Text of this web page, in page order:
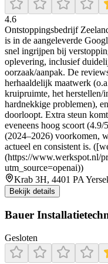
4.6
Ontstoppingsbedrijf
is in de aangeleverde
snel ingrijpen bij
oplevering, inclusief
oorzaak/aanpak. De
herhaaldelijk maatwerk
kruipruimte, het herstellen/
hardnekkige problemen),
doorloopt. Extra steun
eveneens hoog scoort
(2024–2026) voorkomen,
actueel en consistent is.
(https://www.werkspot.nl/
utm_source=openai))
Krab 3H, 4401 PA
Bekijk details
Bauer
Gesloten